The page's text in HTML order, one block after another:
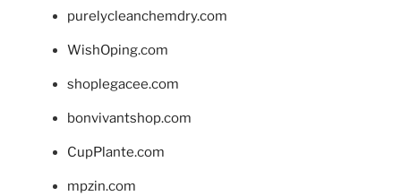
purelycleanchemdry.com
WishOping.com
shoplegacee.com
bonvivantshop.com
CupPlante.com
mpzin.com